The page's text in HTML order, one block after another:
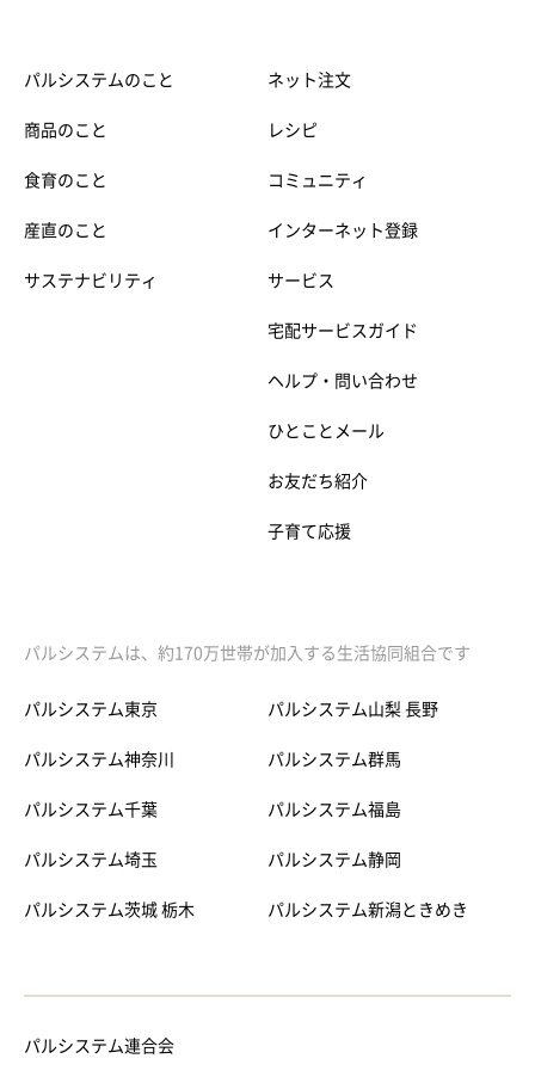
パルシステムのこと
商品のこと
食育のこと
産直のこと
サステナビリティ
ネット注文
レシピ
コミュニティ
インターネット登録
サービス
宅配サービスガイド
ヘルプ・問い合わせ
ひとことメール
お友だち紹介
子育て応援
パルシステムは、約170万世帯が加入する生活協同組合です
パルシステム東京
パルシステム神奈川
パルシステム千葉
パルシステム埼玉
パルシステム茨城 栃木
パルシステム山梨 長野
パルシステム群馬
パルシステム福島
パルシステム静岡
パルシステム新潟ときめき
パルシステム連合会